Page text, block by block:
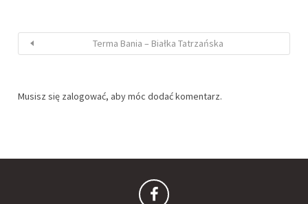
Terma Bania – Białka Tatrzańska
Musisz się zalogować, aby móc dodać komentarz.